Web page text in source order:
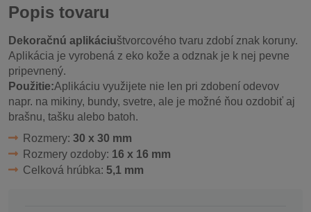
Popis tovaru
Dekoračnú aplikáciuštvorcového tvaru zdobí znak koruny.
Aplikácia je vyrobená z eko kože a odznak je k nej pevne
pripevnený.
Použitie:Aplikáciu využijete nie len pri zdobení odevov
napr. na mikiny, bundy, svetre, ale je možné ňou ozdobiť aj
brašnu, tašku alebo batoh.
Rozmery: 30 x 30 mm
Rozmery ozdoby: 16 x 16 mm
Celková hrúbka: 5,1 mm